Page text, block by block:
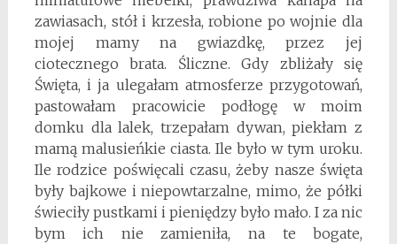
zawiasach, stół i krzesła, robione po wojnie dla
mojej mamy na gwiazdkę, przez jej
ciotecznego brata. Śliczne. Gdy zbliżały się
Święta, i ja ulegałam atmosferze przygotowań,
pastowałam pracowicie podłogę w moim
domku dla lalek, trzepałam dywan, piekłam z
mamą malusieńkie ciasta. Ile było w tym uroku.
Ile rodzice poświęcali czasu, żeby nasze święta
były bajkowe i niepowtarzalne, mimo, że półki
świeciły pustkami i pieniędzy było mało. I za nic
bym ich nie zamieniła, na te bogate,